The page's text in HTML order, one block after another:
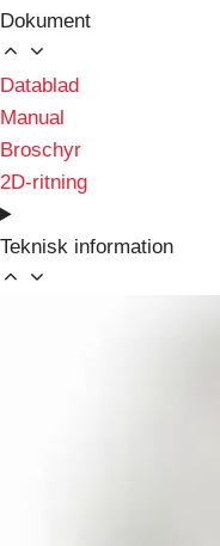
Dokument
Datablad
Manual
Broschyr
2D-ritning
Teknisk information